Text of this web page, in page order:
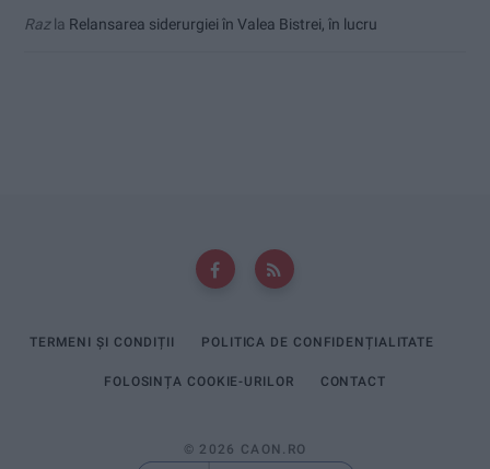
Razla Relansarea siderurgiei în Valea Bistrei, în lucru
TERMENI ȘI CONDIȚII POLITICA DE CONFIDENȚIALITATE
FOLOSINȚA COOKIE-URILOR CONTACT
© 2026 CAON.RO